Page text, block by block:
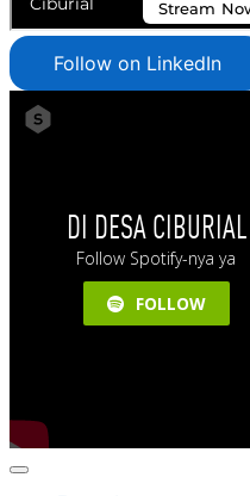
Follow on LinkedIn